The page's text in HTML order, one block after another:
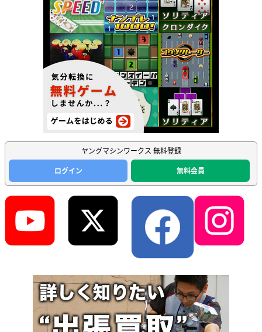
ヤングマシンワークス 無料登録
ログイン
無料会員